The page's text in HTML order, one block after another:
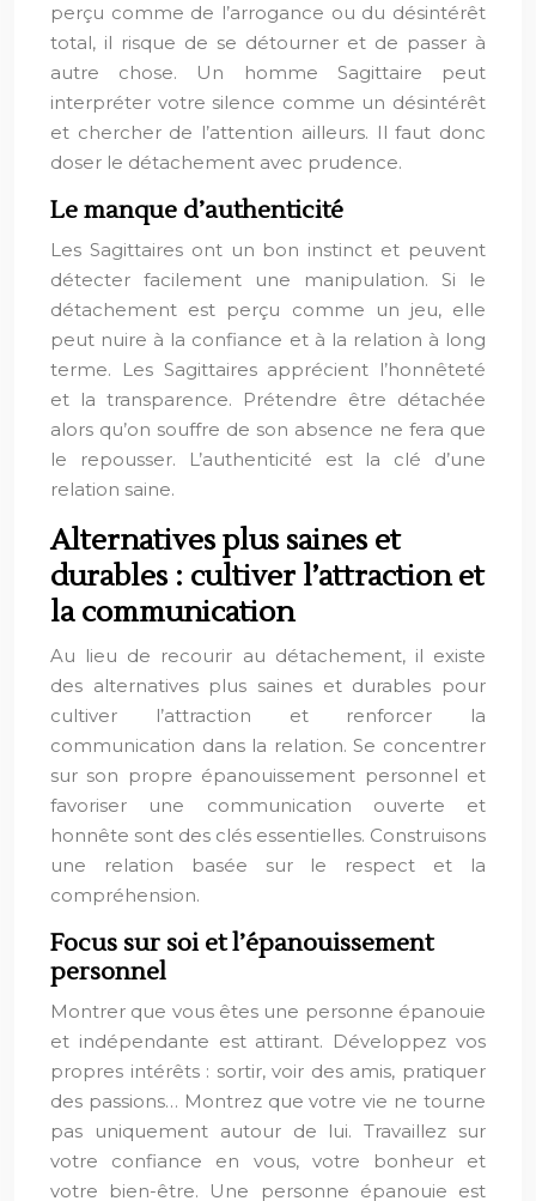
perçu comme de l’arrogance ou du désintérêt
total, il risque de se détourner et de passer à
autre chose. Un homme Sagittaire peut
interpréter votre silence comme un désintérêt
et chercher de l’attention ailleurs. Il faut donc
doser le détachement avec prudence.
Le manque d’authenticité
Les Sagittaires ont un bon instinct et peuvent
détecter facilement une manipulation. Si le
détachement est perçu comme un jeu, elle
peut nuire à la confiance et à la relation à long
terme. Les Sagittaires apprécient l’honnêteté
et la transparence. Prétendre être détachée
alors qu’on souffre de son absence ne fera que
le repousser. L’authenticité est la clé d’une
relation saine.
Alternatives plus saines et
durables : cultiver l’attraction et
la communication
Au lieu de recourir au détachement, il existe
des alternatives plus saines et durables pour
cultiver l’attraction et renforcer la
communication dans la relation. Se concentrer
sur son propre épanouissement personnel et
favoriser une communication ouverte et
honnête sont des clés essentielles. Construisons
une relation basée sur le respect et la
compréhension.
Focus sur soi et l’épanouissement
personnel
Montrer que vous êtes une personne épanouie
et indépendante est attirant. Développez vos
propres intérêts : sortir, voir des amis, pratiquer
des passions… Montrez que votre vie ne tourne
pas uniquement autour de lui. Travaillez sur
votre confiance en vous, votre bonheur et
votre bien-être. Une personne épanouie est